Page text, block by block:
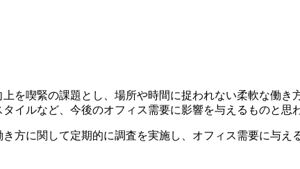
を喫緊の課題とし、場所や時間に捉われない柔軟な働き
イルなど、今後のオフィス需要に影響を与えるものと思
方に関して定期的に調査を実施し、オフィス需要に与え